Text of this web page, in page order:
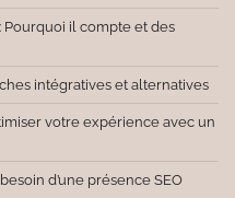
il compte et des
intégratives et alternatives
votre expérience avec un
d’une présence SEO